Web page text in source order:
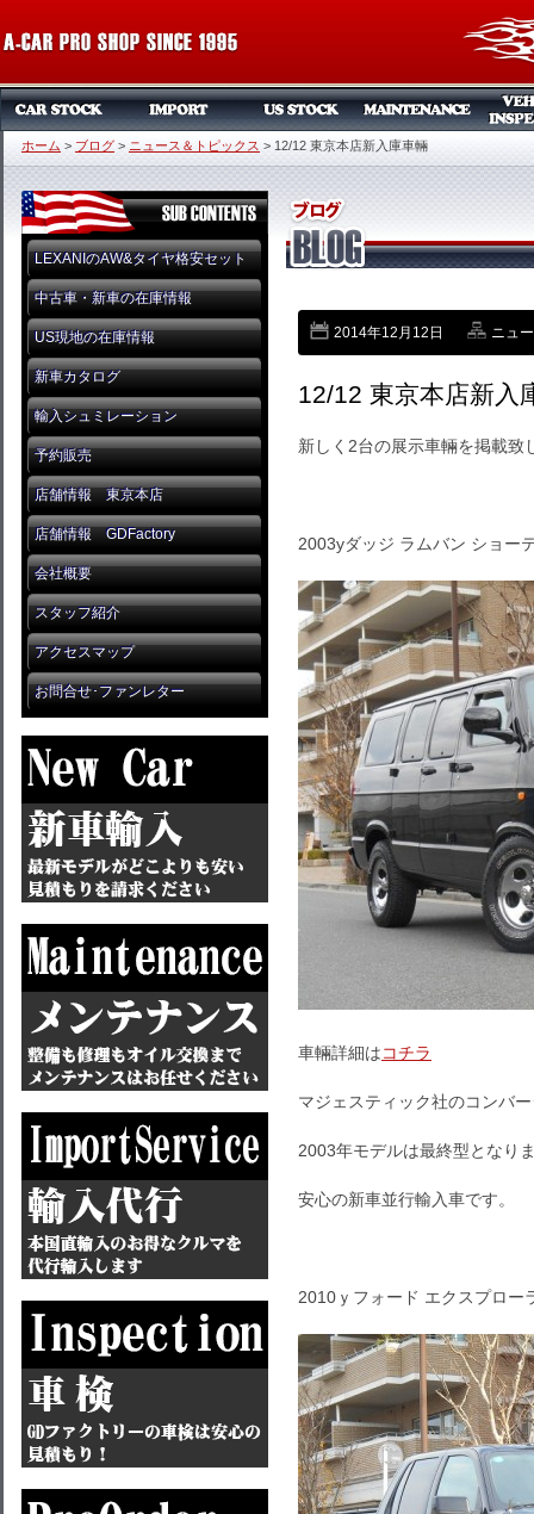
ホーム > ブログ > ニュース＆トピックス > 12/12 東京本店新入庫車輛
LEXANIのAW&タイヤ格安セット
中古車・新車の在庫情報
US現地の在庫情報
新車カタログ
輸入シュミレーション
予約販売
店舗情報 東京本店
店舗情報 GDFactory
会社概要
スタッフ紹介
アクセスマップ
お問合せ･ファンレター
2014年12月12日 ニュ
12/12 東京本店新入
新しく2台の展示車輛を掲載致
2003yダッジ ラムバン ショー
車輛詳細はコチラ
マジェスティック社のコンバ
2003年モデルは最終型となり
安心の新車並行輸入車です。
2010ｙフォード エクスプロー